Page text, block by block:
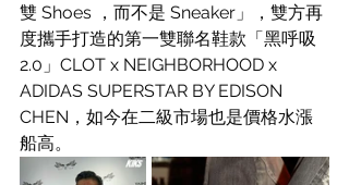
雙 Shoes ，而不是 Sneaker」，雙方再
度攜手打造的第一雙聯名鞋款「黑呼吸
2.0」CLOT x NEIGHBORHOOD x
ADIDAS SUPERSTAR BY EDISON
CHEN，如今在二級市場也是價格水漲
船高。